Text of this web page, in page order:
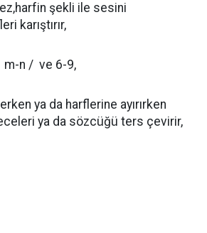
şekli ile sesini
karıştırır,
m-n / ve 6-9,
ya da harflerine ayırırken
ya da sözcüğü ters çevirir,